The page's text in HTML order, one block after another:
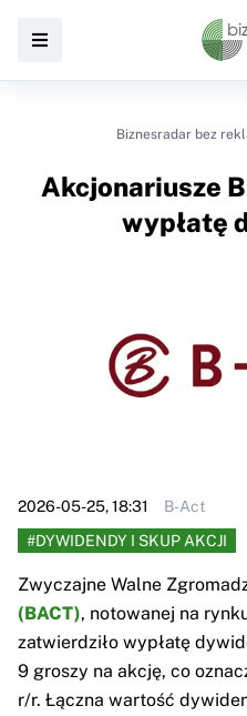
Biznesradar bez
Akcjonariusze
wypłatę
2026-05-25, 18:31
B-Act
#DYWIDENDY I SKUP AKCJI
Zwyczajne Walne
(BACT), notowanej na
zatwierdziło wypłatę
9 groszy na akcję, co
r/r. Łączna wartość